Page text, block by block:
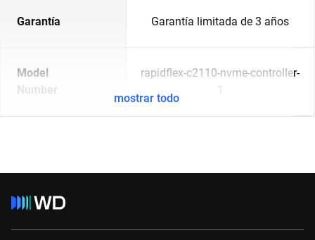
Garantía Garantía limitada de 3 años
Model
Number
rapidflex-c2110-nvme-controller-
1
mostrar todo